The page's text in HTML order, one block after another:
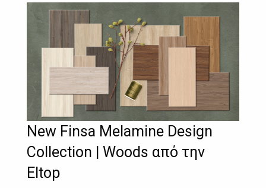
New Finsa Melamine Design
Collection | Woods από την
Eltop